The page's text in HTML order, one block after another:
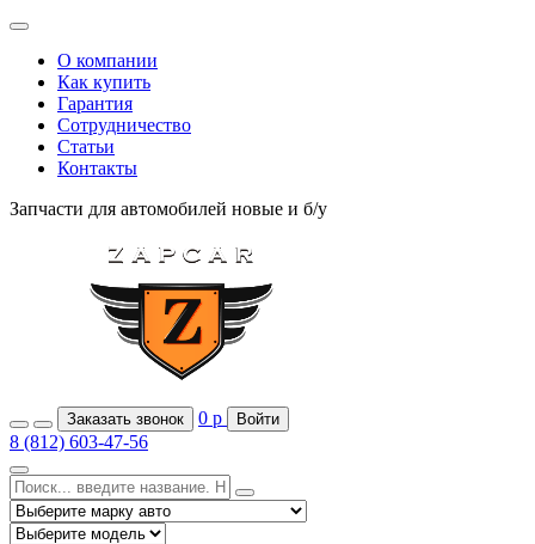
О компании
Как купить
Гарантия
Сотрудничество
Статьи
Контакты
Запчасти для автомобилей новые и б/у
Заказать звонок 0 р Войти
8 (812) 603-47-56